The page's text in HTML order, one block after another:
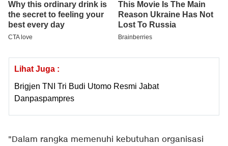
Lihat Juga :
Brigjen TNI Tri Budi Utomo Resmi Jabat
Danpaspampres
"Dalam rangka memenuhi kebutuhan organisasi